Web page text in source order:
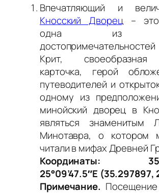
Впечатляющий и
Кносский Дворец– это,
одна из
Крит, своеобразная
карточка, герой
путеводителей и
одному из
минойский дворец в
являться знаменитым
Минотавра, о
читали в мифах Древней
Координаты:
25°09’47.5″E (35.297897,
Примечание.